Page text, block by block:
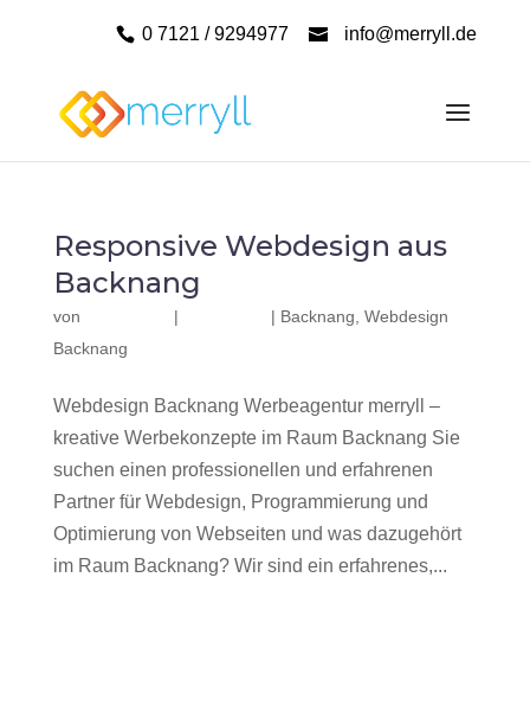
0 7121 / 9294977 info@merryll.de
Responsive Webdesign aus
Backnang
von | | Backnang Webdesign
Backnang
Webdesign Backnang Werbeagentur merryll –
kreative Werbekonzepte im Raum Backnang Sie
suchen einen professionellen und erfahrenen
Partner für Webdesign, Programmierung und
Optimierung von Webseiten und was dazugehört
im Raum Backnang? Wir sind ein erfahrenes,...